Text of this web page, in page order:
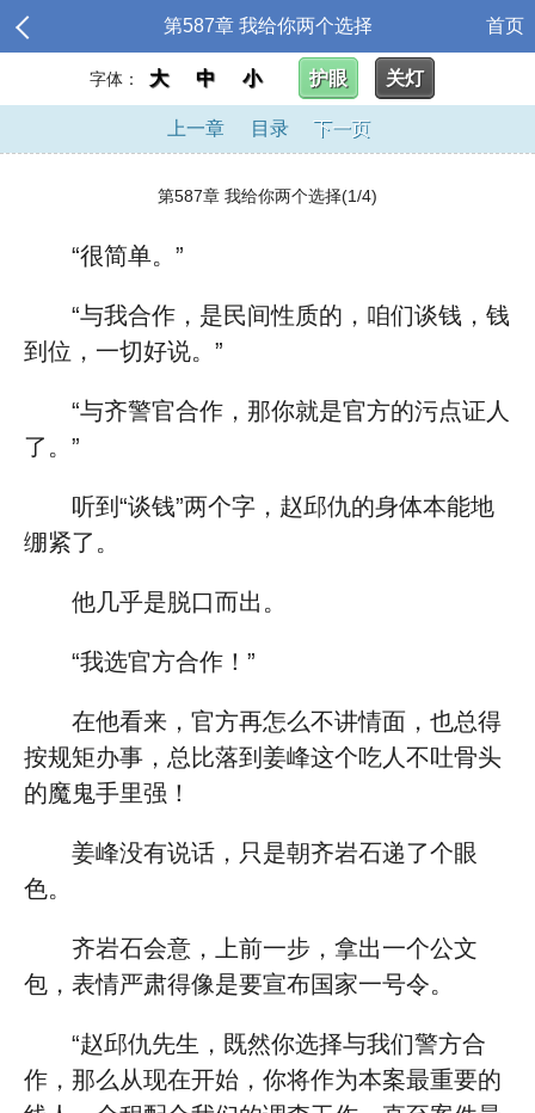
第587章 我给你两个选择 首页
字体： 大 中 小 护眼 关灯
上一章 目录 下一页
第587章 我给你两个选择(1/4)
“很简单。”
“与我合作，是民间性质的，咱们谈钱，钱
到位，一切好说。”
“与齐警官合作，那你就是官方的污点证人
了。”
听到“谈钱”两个字，赵邱仇的身体本能地
绷紧了。
他几乎是脱口而出。
“我选官方合作！”
在他看来，官方再怎么不讲情面，也总得
按规矩办事，总比落到姜峰这个吃人不吐骨头
的魔鬼手里强！
姜峰没有说话，只是朝齐岩石递了个眼
色。
齐岩石会意，上前一步，拿出一个公文
包，表情严肃得像是要宣布国家一号令。
“赵邱仇先生，既然你选择与我们警方合
作，那么从现在开始，你将作为本案最重要的